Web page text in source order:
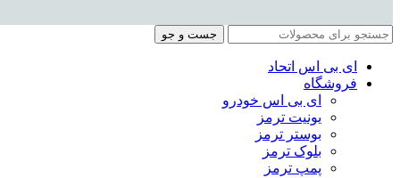
جست و جو
ای بی اس اتحاد
فروشگاه
ای بی اس خودرو
یونیت ترمز
بوستر ترمز
بلوک ترمز
پمپ ترمز